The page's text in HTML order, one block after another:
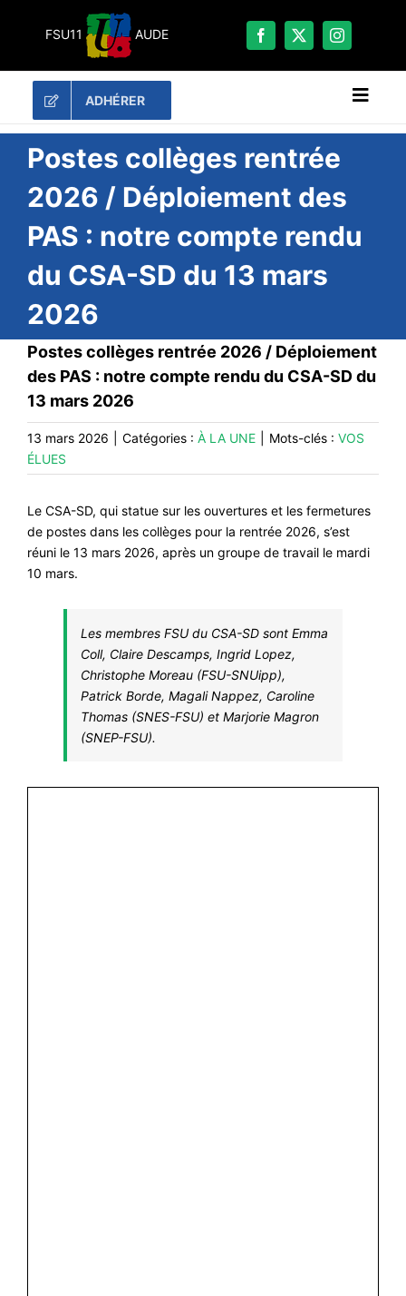
FSU11 AUDE
ADHÉRER
RECHERCHER:
LES UNES
#ACTUALITÉS
LA FSU 11
CONTACT
#VOS ÉLUES
#ÉLECTIONS
#MÉDIAS
#PRESSE
#ARCHIVES
Postes collèges rentrée
2026 / Déploiement des
PAS : notre compte rendu
du CSA-SD du 13 mars
2026
Postes collèges rentrée 2026 / Déploiement
des PAS : notre compte rendu du CSA-SD du
13 mars 2026
13 mars 2026 Catégories : À LA UNE Mots-clés : VOS
ÉLUES
Le CSA-SD, qui statue sur les ouvertures et les fermetures
de postes dans les collèges pour la rentrée 2026, s’est
réuni le 13 mars 2026, après un groupe de travail le mardi
10 mars.
Les membres FSU du CSA-SD sont Emma
Coll, Claire Descamps, Ingrid Lopez,
Christophe Moreau (FSU-SNUipp),
Patrick Borde, Magali Nappez, Caroline
Thomas (SNES-FSU) et Marjorie Magron
(SNEP-FSU).